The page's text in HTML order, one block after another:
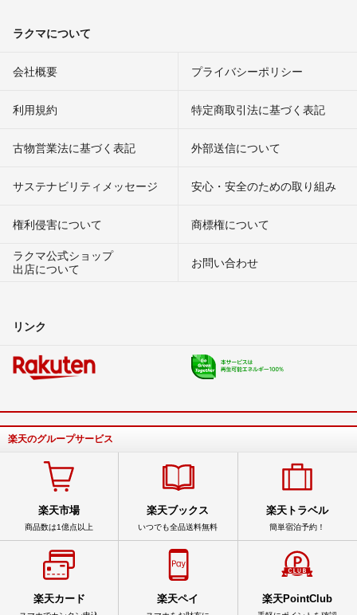
ラクマについて
会社概要 プライバシーポリシー
利用規約 特定商取引法に基づく表記
古物営業法に基づく表記 外部送信について
サステナビリティメッセージ 安心・安全のための取り組み
権利侵害について
商標権について
ラクマ公式ショップ
出店について
お問い合わせ
リンク
楽天のグループサービス
楽天市場
商品数は1億点以上
楽天ブックス
いつでも全品送料無料
楽天トラベル
簡単宿泊予約！
楽天カード 楽天ペイ 楽天PointClub